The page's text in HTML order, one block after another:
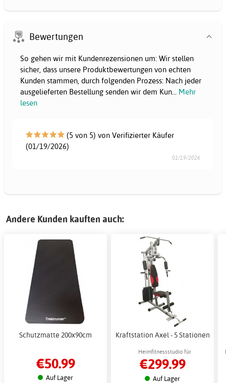
Bewertungen
So gehen wir mit Kundenrezensionen um: Wir stellen
sicher, dass unsere Produktbewertungen von echten
Kunden stammen, durch folgenden Prozess: Nach jeder
ausgelieferten Bestellung senden wir dem Kun... Mehr
lesen
(5 von 5) von Verifizierter Käufer
(01/19/2026)
01/19/2026
Andere Kunden kauften auch:
Schutzmatte 200x90cm
€50.99
Auf Lager
Kraftstation Axel - 5 Stationen
Heimfitnessstudio für
Ganzkörpertraining - 45 kg
Widerstandsgewichte
€299.99
Auf Lager